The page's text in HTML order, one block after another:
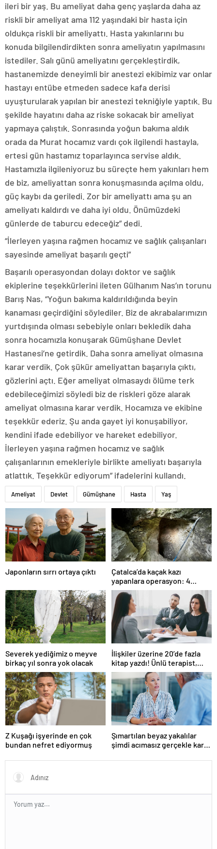
ileri bir yaş. Bu ameliyat daha genç yaşlarda daha az
riskli bir ameliyat ama 112 yaşındaki bir hasta için
oldukça riskli bir ameliyattı. Hasta yakınlarını bu
konuda bilgilendirdikten sonra ameliyatın yapılmasını
istediler. Salı günü ameliyatını gerçekleştirdik,
hastanemizde deneyimli bir anestezi ekibimiz var onlar
hastayı entübe etmeden sadece kafa derisi
uyuşturularak yapılan bir anestezi tekniğiyle yaptık. Bu
şekilde hayatını daha az riske sokacak bir ameliyat
yapmaya çalıştık. Sonrasında yoğun bakıma aldık
orada da Murat hocamız vardı çok ilgilendi hastayla,
ertesi gün hastamız toparlayınca servise aldık.
Hastamızla ilgileniyoruz bu süreçte hem yakınları hem
de biz, ameliyattan sonra konuşmasında açılma oldu,
güç kaybı da geriledi. Zor bir ameliyattı ama şu an
ameliyatı kaldırdı ve daha iyi oldu. Önümüzdeki
günlerde de taburcu edeceğiz” dedi.
“İlerleyen yaşına rağmen hocamız ve sağlık çalışanları
sayesinde ameliyat başarılı geçti”
Başarılı operasyondan dolayı doktor ve sağlık
ekiplerine teşekkürlerini ileten Gülhanım Nas’ın torunu
Barış Nas, “Yoğun bakıma kaldırıldığında beyin
kanaması geçirdiğini söylediler. Biz de akrabalarımızın
yurtdışında olması sebebiyle onları bekledik daha
sonra hocamızla konuşarak Gümüşhane Devlet
Hastanesi’ne getirdik. Daha sonra ameliyat olmasına
karar verdik. Çok şükür ameliyattan başarıyla çıktı,
gözlerini açtı. Eğer ameliyat olmasaydı ölüme terk
edebileceğimizi söyledi biz de riskleri göze alarak
ameliyat olmasına karar verdik. Hocamıza ve ekibine
teşekkür ederiz. Şu anda gayet iyi konuşabiliyor,
kendini ifade edebiliyor ve hareket edebiliyor.
İlerleyen yaşına rağmen hocamız ve sağlık
çalışanlarının emekleriyle birlikte ameliyatı başarıyla
atlattık. Teşekkür ediyorum” ifadelerini kullandı.
Ameliyat Devlet Gümüşhane Hasta Yaş
Japonların sırrı ortaya çıktı
Çatalca’da kaçak kazı
yapanlara operasyon: 4
gözaltı
Severek yediğimiz o meyve
birkaç yıl sonra yok olacak
İlişkiler üzerine 20’de fazla
kitap yazdı! Ünlü terapist,
boşanmaların gerçek
suçlularını açıklıyor
Z Kuşağı işyerinde en çok
bundan nefret ediyormuş
Şımartılan beyaz yakalılar
şimdi acımasız gerçekle karşı